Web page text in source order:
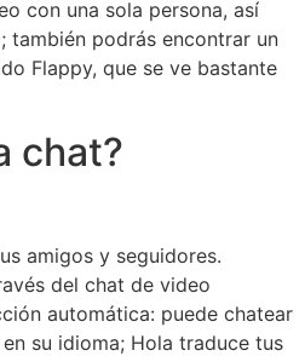
con una sola persona, así
también podrás encontrar un
Flappy, que se ve bastante
chat?
amigos y seguidores.
del chat de video
automática: puede chatear
su idioma; Hola traduce tus